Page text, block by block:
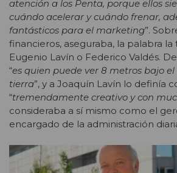
atención a los Penta, porque ellos
cuándo acelerar y cuándo frenar,
fantásticos para el marketing”.
financieros, aseguraba, la palabra la
Eugenio Lavín o Federico Valdés.
“es quien puede ver 8 metros bajo el
tierra”, y a Joaquín Lavín lo definía
“tremendamente creativo y con
consideraba a sí mismo como el
encargado de la administración